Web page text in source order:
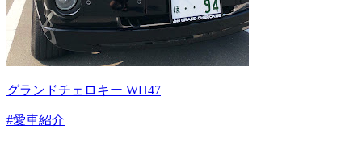
グランドチェロキー WH47
#愛車紹介